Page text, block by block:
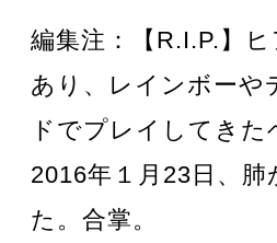
編集注：【R.I.P.】
あり、レインボーや
ドでプレイしてき
2016年１月23日、
た。合掌。